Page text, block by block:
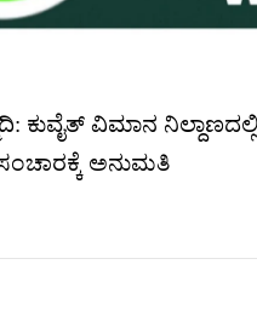
ಕುವೈತ್ ವಿಮಾನ ನಿಲ್ದಾಣದಲ್ಲಿ
ಅನುಮತಿ